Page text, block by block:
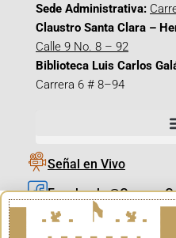
Sede Administrativa:
Claustro Santa Clara –
Calle 9 No. 8 – 92
Biblioteca Luis Carlos
Carrera 6 # 8–94
Señal en Vivo